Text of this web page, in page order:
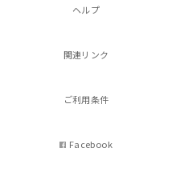
ヘルプ
関連リンク
ご利用条件
Facebook